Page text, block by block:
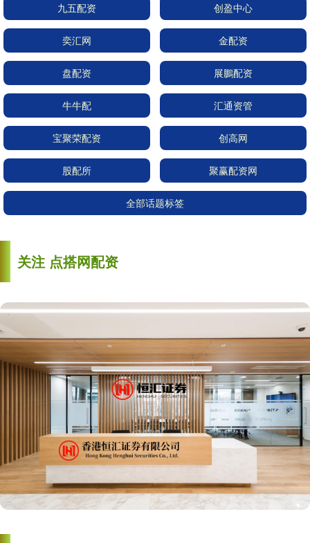
九五配资 创盈中心
奕汇网 金配资
盘配资 展鵬配资
牛牛配 汇通资管
宝聚荣配资 创高网
股配所 聚赢配资网
全部话题标签
关注 点搭网配资